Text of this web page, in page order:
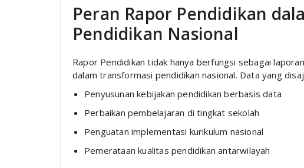
Peran Rapor Pendidikan
Pendidikan Nasional
Rapor Pendidikan tidak hanya berfungsi sebagai
dalam transformasi pendidikan nasional. Data yang
Penyusunan kebijakan pendidikan berbasis data
Perbaikan pembelajaran di tingkat sekolah
Penguatan implementasi kurikulum nasional
Pemerataan kualitas pendidikan antarwilayah